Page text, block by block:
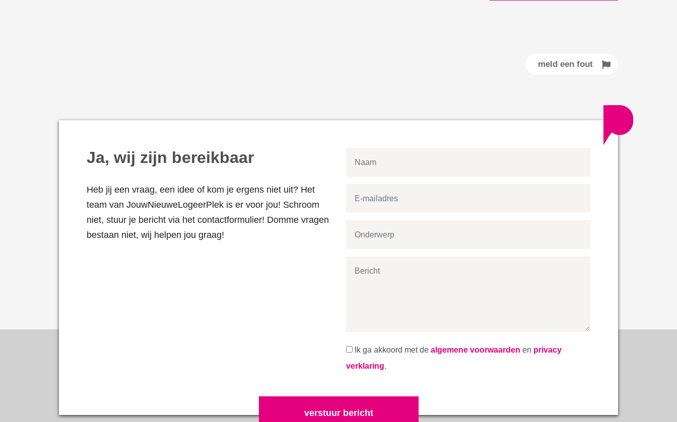
meld een fout
Ja, wij zijn bereikbaar
Heb jij een vraag, een idee of kom je ergens niet uit? Het
team van JouwNieuweLogeerPlek is er voor jou! Schroom
niet, stuur je bericht via het contactformulier! Domme vragen
bestaan niet, wij helpen jou graag!
Ik ga akkoord met de algemene voorwaarden en privacy
verklaring.